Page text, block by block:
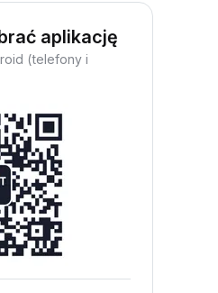
aplikację
(telefony i